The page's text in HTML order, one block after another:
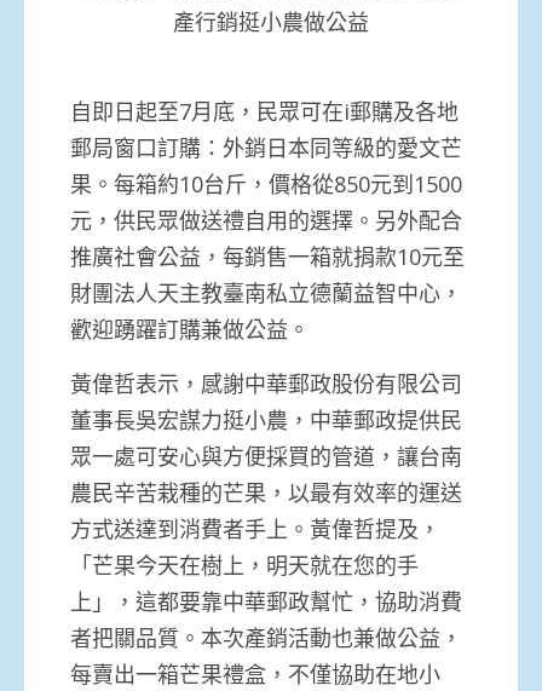
產行銷挺小農做公益
自即日起至7月底，民眾可在i郵購及各地
郵局窗口訂購：外銷日本同等級的愛文芒
果。每箱約10台斤，價格從850元到1500
元，供民眾做送禮自用的選擇。另外配合
推廣社會公益，每銷售一箱就捐款10元至
財團法人天主教臺南私立德蘭益智中心，
歡迎踴躍訂購兼做公益。
黃偉哲表示，感謝中華郵政股份有限公司
董事長吳宏謀力挺小農，中華郵政提供民
眾一處可安心與方便採買的管道，讓台南
農民辛苦栽種的芒果，以最有效率的運送
方式送達到消費者手上。黃偉哲提及，
「芒果今天在樹上，明天就在您的手
上」，這都要靠中華郵政幫忙，協助消費
者把關品質。本次產銷活動也兼做公益，
每賣出一箱芒果禮盒，不僅協助在地小